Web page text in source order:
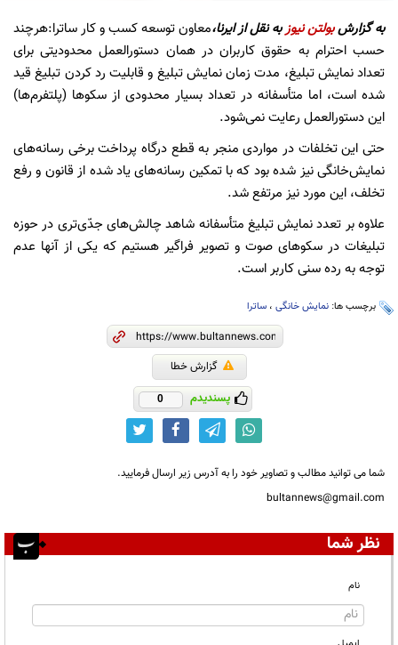
به گزارشبولتن نیوزبه نقل از ایرنا،معاون توسعه کسب و کار ساترا:هرچند
حسب احترام به حقوق کاربران در همان دستورالعمل محدودیتی برای
تعداد نمایش تبلیغ، مدت زمان نمایش تبلیغ و قابلیت رد کردن تبلیغ قید
شده است، اما متأسفانه در تعداد بسیار محدودی از سکوها (پلتفرم‌ها)
این دستورالعمل رعایت نمی‌شود.
حتی این تخلفات در مواردی منجر به قطع درگاه پرداخت برخی رسانه‌های
نمایش‌خانگی نیز شده بود که با تمکین رسانه‌های یاد شده از قانون و رفع
تخلف، این مورد نیز مرتفع شد.
علاوه بر تعدد نمایش تبلیغ متأسفانه شاهد چالش‌های جدّی‌تری در حوزه
تبلیغات در سکوهای صوت و تصویر فراگیر هستیم که یکی از آنها عدم
توجه به رده سنی کاربر است.
برچسب ها: نمایش خانگی ، ساترا
گزارش خطا
پسندیدم 0
شما می توانید مطالب و تصاویر خود را به آدرس زیر ارسال فرمایید.
bultannews@gmail.com
نظر شما
نام